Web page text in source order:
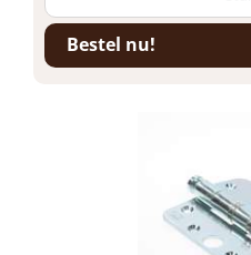
Bestel nu!